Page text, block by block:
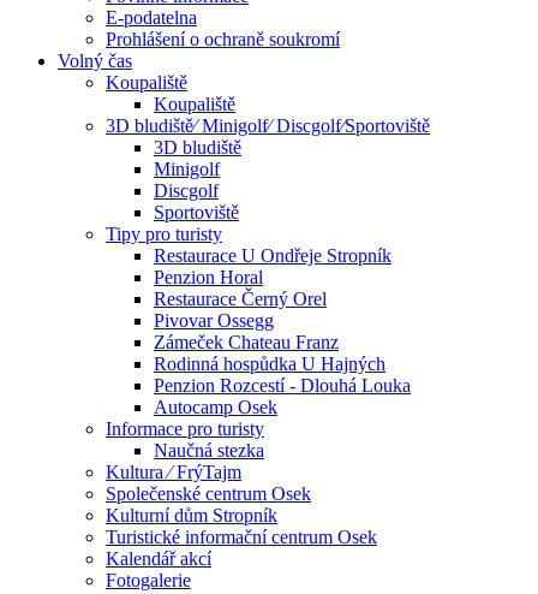
E-podatelna
Prohlášení o ochraně soukromí
Volný čas
Koupaliště
Koupaliště
3D bludiště⁄ Minigolf⁄ Discgolf⁄Sportoviště
3D bludiště
Minigolf
Discgolf
Sportoviště
Tipy pro turisty
Restaurace U Ondřeje Stropník
Penzion Horal
Restaurace Černý Orel
Pivovar Ossegg
Zámeček Chateau Franz
Rodinná hospůdka U Hajných
Penzion Rozcestí - Dlouhá Louka
Autocamp Osek
Informace pro turisty
Naučná stezka
Kultura ⁄ FrýTajm
Společenské centrum Osek
Kulturní dům Stropník
Turistické informační centrum Osek
Kalendář akcí
Fotogalerie